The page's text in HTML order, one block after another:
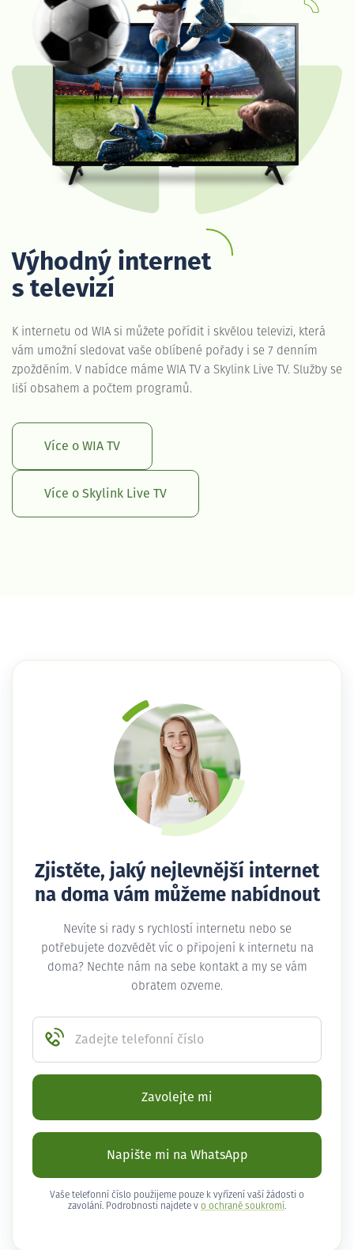
Výhodný internet
s televizí
K internetu od WIA si můžete pořídit i skvělou televizi, která
vám umožní sledovat vaše oblíbené pořady i se 7 denním
zpožděním. V nabídce máme WIA TV a Skylink Live TV. Služby se
liší obsahem a počtem programů.
Více o WIA TV
Více o Skylink Live TV
Zjistěte, jaký nejlevnější internet
na doma vám můžeme nabídnout
Nevíte si rady s rychlostí internetu nebo se
potřebujete dozvědět víc o připojení k internetu na
doma? Nechte nám na sebe kontakt a my se vám
obratem ozveme.
Zadejte telefonní číslo
Zavolejte mi
Napište mi na WhatsApp
Vaše telefonní číslo použijeme pouze k vyřízení vaší žádosti o
zavolání. Podrobnosti najdete v o ochraně soukromí .